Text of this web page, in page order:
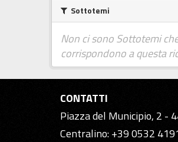
Sottotemi
Non ci sono Sottotemi
corrispondono a questa
CONTATTI
Piazza del Municipio, 2 -
Centralino: +39 0532